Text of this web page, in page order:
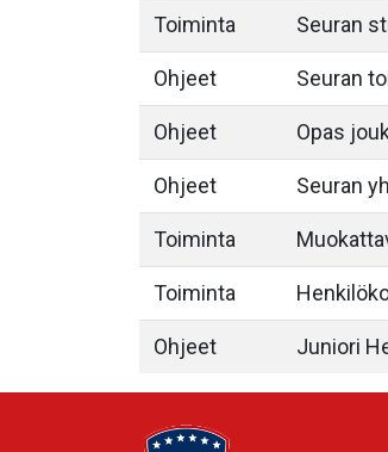
Toiminta Seuran
Ohjeet Seuran
Ohjeet Opas
Ohjeet Seuran
Toiminta
Toiminta
Ohjeet Juniori